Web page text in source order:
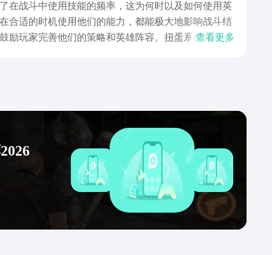
在战斗中使用技能的频率，这为何时以及如何使用英
合适的时机使用他们的能力，都能极大地影响战斗结
励玩家完善他们的策略和英雄阵容。扭蛋系统是英雄
取稀有物品或英雄的机会。以上就是幻世与冒险下
和竞技性，满足了广泛玩家的需求。无论你是想收
查看更多